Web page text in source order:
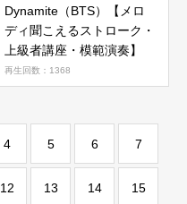
Dynamite（BTS）【メロ
ディ聞こえるストローク・
上級者講座・模範演奏】
再生回数：1368
4 5 6 7
12 13 14 15